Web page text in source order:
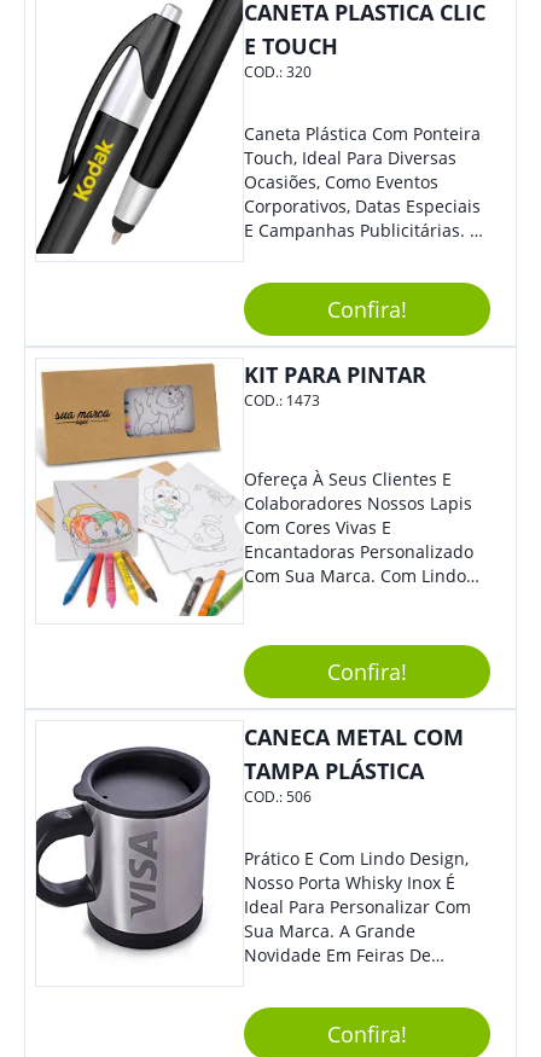
CANETA PLASTICA CLIC
E TOUCH
COD.:320
Caneta Plástica Com Ponteira
Touch, Ideal Para Diversas
Ocasiões, Como Eventos
Corporativos, Datas Especiais
E Campanhas Publicitárias. O
Impressionar. O Acionamento
Da Função Esferográfica É
Feito Por Clic.
Confira!
KIT PARA PINTAR
COD.: 1473
Ofereça À Seus Clientes E
Colaboradores Nossos Lapis
Com Cores Vivas E
Encantadoras Personalizado
Com Sua Marca. Com Lindo
Perfeito, Não É?!
Confira!
CANECA METAL COM
TAMPA PLÁSTICA
COD.:506
Prático E Com Lindo Design,
Nosso Porta Whisky Inox É
Ideal Para Personalizar Com
Sua Marca. A Grande
Novidade Em Feiras De
Corporativos Será Esse
Incrível Brinde, Trazendo
Ainda Mais Destaque Para
Confira!